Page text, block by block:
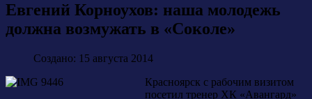
Евгений Корноухов: наша молодежь
должна возмужать в «Соколе»
Создано: 15 августа 2014
Красноярск с рабочим визитом
посетил тренер ХК «Авангард»